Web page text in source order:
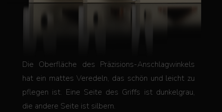
Die Oberfläche des Präzisions-Anschlagwinkels
hat ein mattes Veredeln, das schön und leicht zu
pflegen ist. Eine Seite des Griffs ist dunkelgrau,
die andere Seite ist silbern.